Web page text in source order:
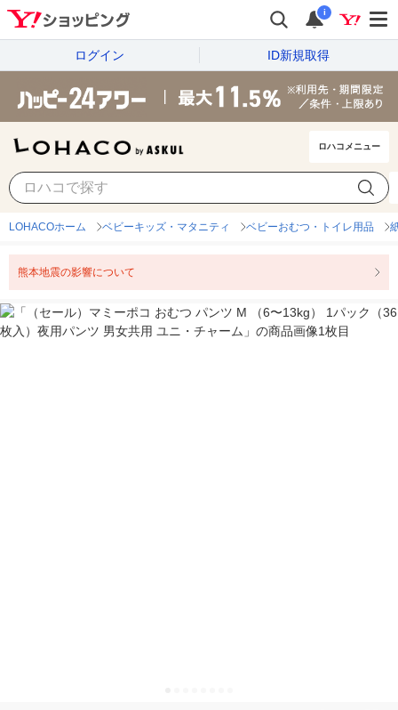
i
ログイン ID新規取得
ロハコメニュー
LOHACOホーム ベビーキッズ・マタニティ ベビーおむつ・トイレ用品
熊本地震の影響について